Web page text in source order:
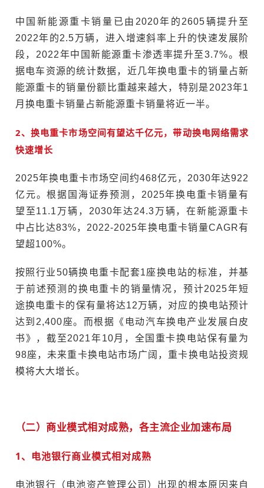
中国新能源重卡销量已由2020年的2605辆提升至
2022年的2.5万辆，进入增速斜率上升的快速发展阶
段，2022年中国新能源重卡渗透率提升至3.7%。根
据电车资源的统计数据，近几年换电重卡的销量占新
能源重卡的销量份额比重越来越大，特别是2023年1
月换电重卡销量占新能源重卡销量将近一半。
2、换电重卡市场空间有望达千亿元，带动换电网络需求
快速增长
2025年换电重卡市场空间约468亿元，2030年达922
亿元。根据国海证券预测，2025年换电重卡销量有
望至11.1万辆，2030年达24.3万辆，在新能源重卡
中占比达83%，2022-2025年换电重卡销量CAGR有
望超100%。
按照行业50辆换电重卡配套1座换电站的标准，并基
于前述预测的换电重卡的销量情况，预计2025年短
途换电重卡的保有量将达12万辆，对应的换电站预计
达到2,400座。而根据《电动汽车换电产业发展白皮
书》，截至2021年10月，全国重卡换电站保有量为
98座，未来重卡换电站市场广阔，重卡换电站投资规
模将大大增长。
（二）商业模式相对成熟，各主流企业加速布局
1、电池银行商业模式相对成熟
电池银行（电池资产管理公司）出现的根本原因来自